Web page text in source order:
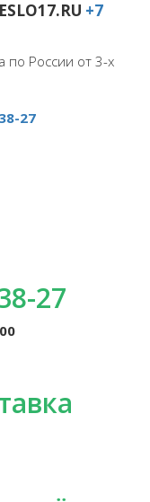
+7
по России от 3-х
27
27